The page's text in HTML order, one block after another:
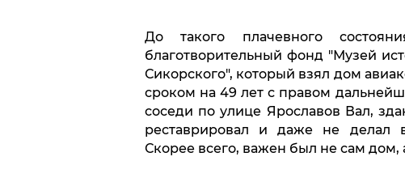
До такого плачевного
благотворительный фонд "Музей
Сикорского", который взял дом
сроком на 49 лет с правом
соседи по улице Ярославов Вал,
реставрировал и даже не делал
Скорее всего, важен был не сам дом,